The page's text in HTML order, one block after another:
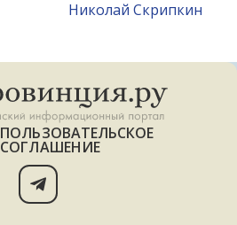
Николай Скрипкин
ПОЛЬЗОВАТЕЛЬСКОЕ
СОГЛАШЕНИЕ